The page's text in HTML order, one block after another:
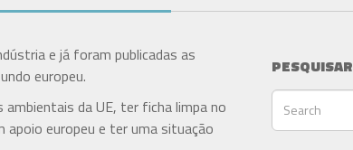
e já foram publicadas as
europeu.
da UE, ter ficha limpa no
apoio europeu e ter uma situação
PESQUISAR